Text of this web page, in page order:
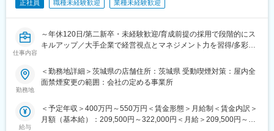
正社員 職種未経験歓迎 業種未経験歓迎
仕事内容
～年休120日/第二新卒・未経験歓迎/育成前提の採用で段階的にス
キルアップ／大手企業で経営視点とマネジメント力を習得/多彩な
全国約14,000店舗を展開し、「マチのほっとステーション」とし
て地域社会に寄り添う店舗づくりを推進しています。
集します。
勤務地
＜勤務地詳細＞茨城県の店舗住所：茨城県 受動喫煙対策：屋内全
面禁煙変更の範囲：会社の定める事業所
給与
＜予定年収＞400万円～550万円＜賃金形態＞月給制＜賃金内訳＞
月額（基本給）：209,500円～322,000円＜月給＞209,500円～